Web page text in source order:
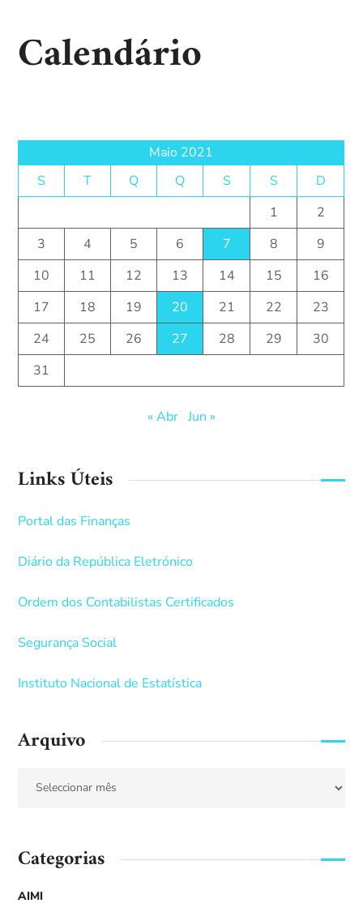
Calendário
Maio 2021
S
T Q Q S S
D
1
2
3
4 5 6 7 8
9
10
11 12 13 14 15
16
17
18 19 20 21 22
23
24
25 26 27 28 29
30
31
« Abr Jun »
Links Úteis
Portal das Finanças
Diário da República Eletrónico
Ordem dos Contabilistas Certificados
Segurança Social
Instituto Nacional de Estatística
Arquivo
Categorias
AIMI